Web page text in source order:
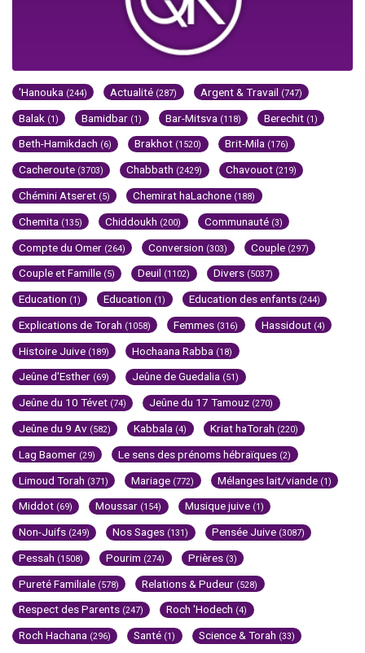
'Hanouka (244) Actualité (287) Argent & Travail (747)
Balak (1) Bamidbar (1) Bar-Mitsva (118) Berechit (1)
Beth-Hamikdach (6) Brakhot (1520) Brit-Mila (176)
Cacheroute (3703) Chabbath (2429) Chavouot (219)
Chémini Atseret (5) Chemirat haLachone (188)
Chemita (135) Chiddoukh (200) Communauté (3)
Compte du Omer (264) Conversion (303) Couple (297)
Couple et Famille (5) Deuil (1102) Divers (5037)
Education (1) Education (1) Education des enfants (244)
Explications de Torah (1058) Femmes (316) Hassidout (4)
Histoire Juive (189) Hochaana Rabba (18)
Jeûne d'Esther (69) Jeûne de Guedalia (51)
Jeûne du 10 Tévet (74) Jeûne du 17 Tamouz (270)
Jeûne du 9 Av (582) Kabbala (4) Kriat haTorah (220)
Lag Baomer (29) Le sens des prénoms hébraïques (2)
Limoud Torah (371) Mariage (772) Mélanges lait/viande (1)
Middot (69) Moussar (154) Musique juive (1)
Non-Juifs (249) Nos Sages (131) Pensée Juive (3087)
Pessah (1508) Pourim (274) Prières (3)
Pureté Familiale (578) Relations & Pudeur (528)
Respect des Parents (247) Roch 'Hodech (4)
Roch Hachana (296) Santé (1) Science & Torah (33)